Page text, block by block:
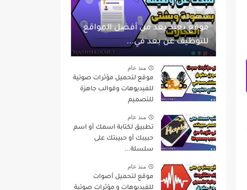
منذ عام
موقع بعيد يعد من أفضل المواقع
للتوظيف عن بعد في...
منذ عام
موقع لتحميل مؤثرات صوتية
للفيديوهات وقوالب جاهزة
للتصميم
منذ عام
تطبيق لكتابة اسمك أو اسم
حبيبك أو حبيبتك على
سلسلة...
منذ عام
موقع لتحميل أصوات
للفيديوهات و مؤثرات صوتية